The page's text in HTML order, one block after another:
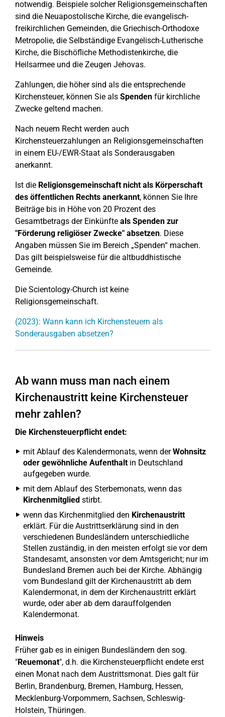
notwendig. Beispiele solcher Religionsgemeinschaften
sind die Neuapostolische Kirche, die evangelisch-
freikirchlichen Gemeinden, die Griechisch-Orthodoxe
Metropolie, die Selbständige Evangelisch-Lutherische
Kirche, die Bischöfliche Methodistenkirche, die
Heilsarmee und die Zeugen Jehovas.
Zahlungen, die höher sind als die entsprechende
Kirchensteuer, können Sie als Spenden für kirchliche
Zwecke geltend machen.
Nach neuem Recht werden auch
Kirchensteuerzahlungen an Religionsgemeinschaften
in einem EU-/EWR-Staat als Sonderausgaben
anerkannt.
Ist die Religionsgemeinschaft nicht als Körperschaft
des öffentlichen Rechts anerkannt, können Sie Ihre
Beiträge bis in Höhe von 20 Prozent des
Gesamtbetrags der Einkünfte als Spenden zur
"Förderung religiöser Zwecke" absetzen. Diese
Angaben müssen Sie im Bereich „Spenden“ machen.
Das gilt beispielsweise für die altbuddhistische
Gemeinde.
Die Scientology-Church ist keine
Religionsgemeinschaft.
(2023): Wann kann ich Kirchensteuern als
Sonderausgaben absetzen?
Ab wann muss man nach einem
Kirchenaustritt keine Kirchensteuer
mehr zahlen?
Die Kirchensteuerpflicht endet:
mit Ablauf des Kalendermonats, wenn derWohnsitz
oder gewöhnliche Aufenthaltin Deutschland
aufgegeben wurde.
mit dem Ablauf des Sterbemonats, wenn das
Kirchenmitglied stirbt.
wenn das Kirchenmitglied den Kirchenaustritt
erklärt. Für die Austrittserklärung sind in den
verschiedenen Bundesländern unterschiedliche
Stellen zuständig, in den meisten erfolgt sie vor dem
Standesamt, ansonsten vor dem Amtsgericht; nur im
Bundesland Bremen auch bei der Kirche. Abhängig
vom Bundesland gilt der Kirchenaustritt ab dem
Kalendermonat, in dem der Kirchenaustritt erklärt
wurde, oder aber ab dem darauffolgenden
Kalendermonat.
Hinweis
Früher gab es in einigen Bundesländern den sog.
"Reuemonat", d.h. die Kirchensteuerpflicht endete erst
einen Monat nach dem Austrittsmonat. Dies galt für
Berlin, Brandenburg, Bremen, Hamburg, Hessen,
Mecklenburg-Vorpommern, Sachsen, Schleswig-
Holstein, Thüringen.